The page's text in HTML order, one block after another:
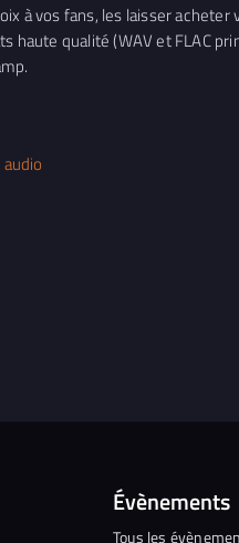
à vos fans, les laisser
haute qualité (WAV et FLAC
Évènements
Tous les